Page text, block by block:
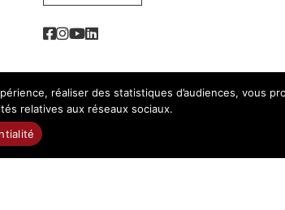
Facebook
Instagram
Youtube
Linkedin
réaliser des statistiques d’audiences, vous
relatives aux réseaux sociaux.